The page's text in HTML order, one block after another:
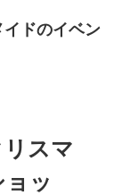
ドのイベン
スマ
ッ